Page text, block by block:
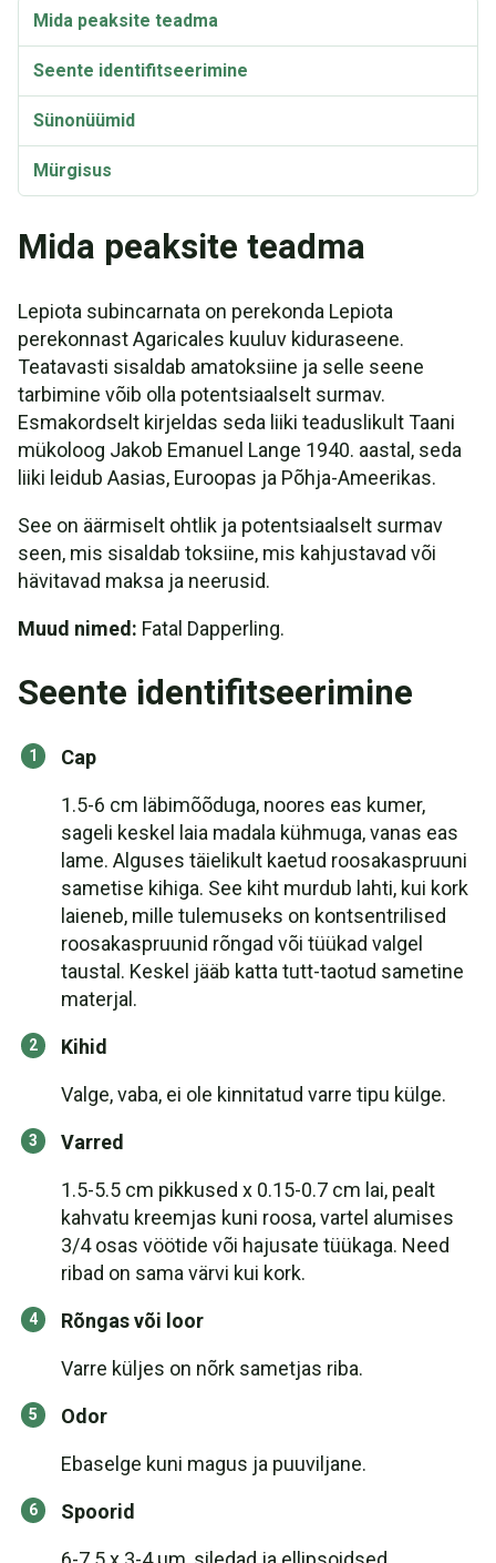
Mida peaksite teadma
Seente identifitseerimine
Sünonüümid
Mürgisus
Mida peaksite teadma
Lepiota subincarnata on perekonda Lepiota
perekonnast Agaricales kuuluv kiduraseene.
Teatavasti sisaldab amatoksiine ja selle seene
tarbimine võib olla potentsiaalselt surmav.
Esmakordselt kirjeldas seda liiki teaduslikult Taani
mükoloog Jakob Emanuel Lange 1940. aastal, seda
liiki leidub Aasias, Euroopas ja Põhja-Ameerikas.
See on äärmiselt ohtlik ja potentsiaalselt surmav
seen, mis sisaldab toksiine, mis kahjustavad või
hävitavad maksa ja neerusid.
Muud nimed: Fatal Dapperling.
Seente identifitseerimine
Cap
1.5-6 cm läbimõõduga, noores eas kumer,
sageli keskel laia madala kühmuga, vanas eas
lame. Alguses täielikult kaetud roosakaspruuni
sametise kihiga. See kiht murdub lahti, kui kork
laieneb, mille tulemuseks on kontsentrilised
roosakaspruunid rõngad või tüükad valgel
taustal. Keskel jääb katta tutt-taotud sametine
materjal.
Kihid
Valge, vaba, ei ole kinnitatud varre tipu külge.
Varred
1.5-5.5 cm pikkused x 0.15-0.7 cm lai, pealt
kahvatu kreemjas kuni roosa, vartel alumises
3/4 osas vöötide või hajusate tüükaga. Need
ribad on sama värvi kui kork.
Rõngas või loor
Varre küljes on nõrk sametjas riba.
Odor
Ebaselge kuni magus ja puuviljane.
Spoorid